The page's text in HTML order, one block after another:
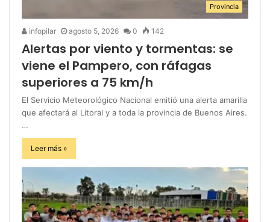
Provincia
infopilar agosto 5, 2026 0 142
Alertas por viento y tormentas: se
viene el Pampero, con ráfagas
superiores a 75 km/h
El Servicio Meteorológico Nacional emitió una alerta amarilla
que afectará al Litoral y a toda la provincia de Buenos Aires.
…
Leer más »